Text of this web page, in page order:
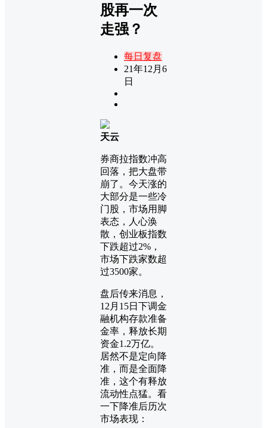
股再一次
走强？
每日复盘
21年12月6
日
天云
券商拉指数冲高
回落，把大盘带
崩了。今天涨的
大部分是一些冷
门股，市场用脚
表态，人心涣
散，创业板指数
下跌超过2%，
市场下跌家数超
过3500家。
盘后传来消息，
12月15日下调金
融机构存款准备
金率，释放长期
资金1.2万亿。
居然不是定向降
准，而是全面降
准，这个有释放
流动性点猛。看
一下降准后历次
市场表现：